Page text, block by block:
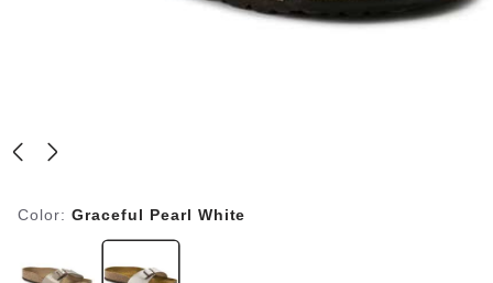
Color: Graceful Pearl White